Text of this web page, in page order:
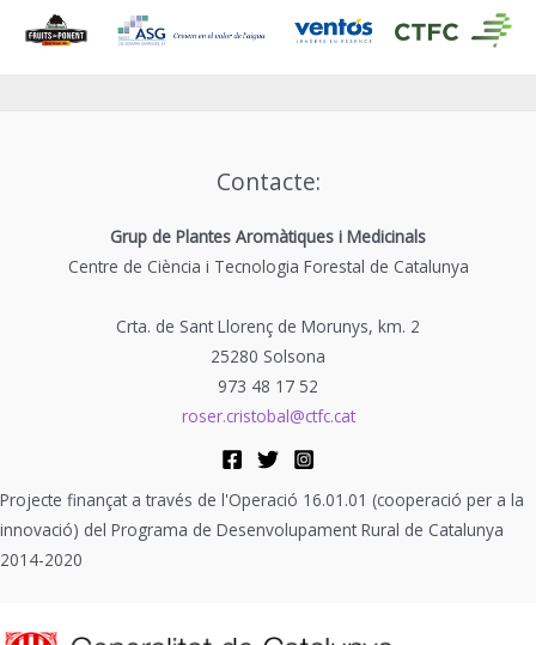
Contacte:
Grup de Plantes Aromàtiques i Medicinals
Centre de Ciència i Tecnologia Forestal de Catalunya
Crta. de Sant Llorenç de Morunys, km. 2
25280 Solsona
973 48 17 52
roser.cristobal@ctfc.cat
Projecte finançat a través de l'Operació 16.01.01 (cooperació per a la
innovació) del Programa de Desenvolupament Rural de Catalunya
2014-2020